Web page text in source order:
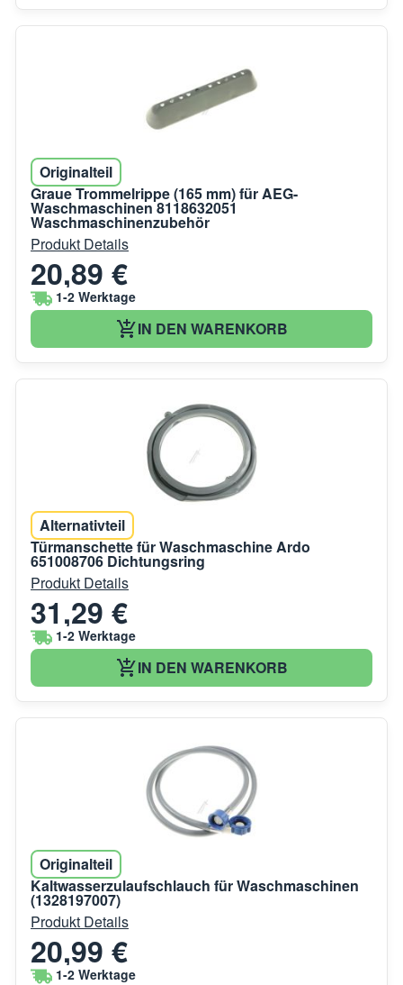
Originalteil
Graue Trommelrippe (165 mm) für AEG-
Waschmaschinen 8118632051
Waschmaschinenzubehör
Produkt Details
20,89 €
1-2 Werktage
IN DEN WARENKORB
Alternativteil
Türmanschette für Waschmaschine Ardo
651008706 Dichtungsring
Produkt Details
31,29 €
1-2 Werktage
IN DEN WARENKORB
Originalteil
Kaltwasserzulaufschlauch für Waschmaschinen
(1328197007)
Produkt Details
20,99 €
1-2 Werktage